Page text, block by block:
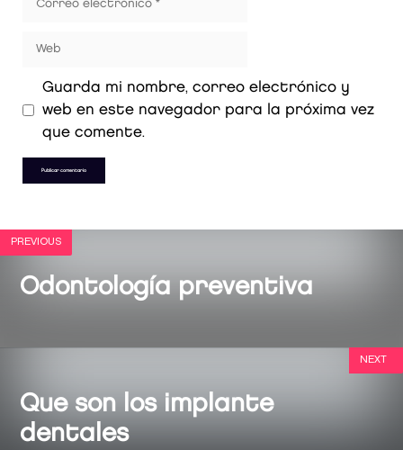
Guarda mi nombre, correo electrónico y
web en este navegador para la próxima vez
que comente.
PREVIOUS
Odontología preventiva
Que son los implante
dentales
NEXT